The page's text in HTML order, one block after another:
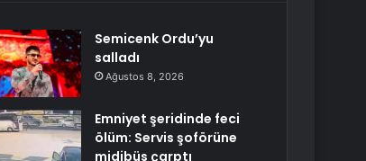
Semicenk Ordu’yu
salladı
Ağustos 8, 2026
Emniyet şeridinde feci
ölüm: Servis şoförüne
midibüs çarptı